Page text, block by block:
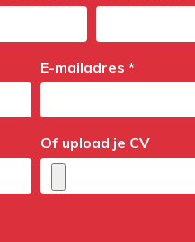
E-mailadres *
Of upload je CV